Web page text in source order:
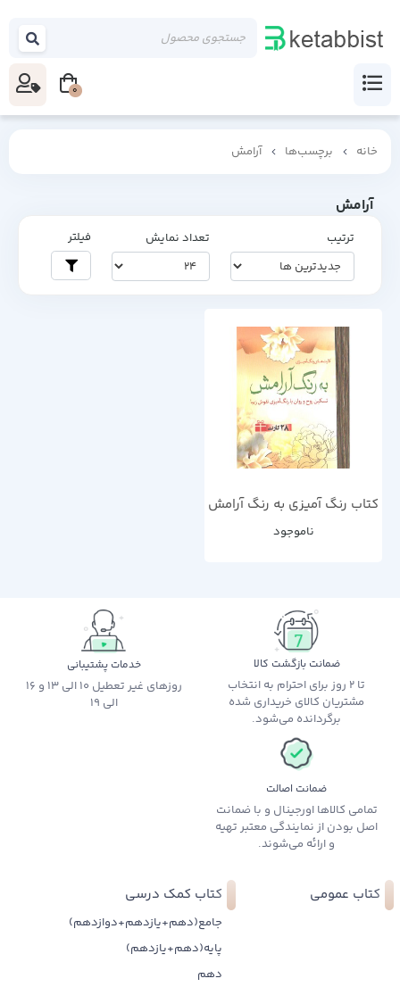
خانه برچسب‌ها آرامش
آرامش
ترتیب تعداد نمایش فیلتر
کتاب رنگ آمیزی به رنگ آرامش
ناموجود
ضمانت بازگشت کالا
تا 2 روز برای احترام به انتخاب
مشتریان کالای خریداری شده
برگردانده می‌شود.
خدمات پشتیبانی
روزهای غیر تعطیل 10 الی 13 و 16
الی 19
ضمانت اصالت
تمامی کالاها اورجینال و با ضمانت
اصل بودن از نمایندگی معتبر تهیه
و ارائه می‌شوند.
کتاب عمومی کتاب کمک درسی
جامع(دهم+یازدهم+دوازدهم)
پایه(دهم+یازدهم)
دهم
0